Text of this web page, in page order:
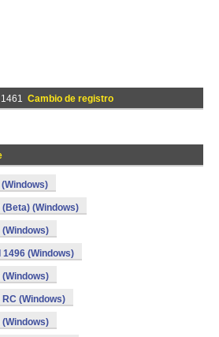
Cambio de registro
(Beta) (Windows)
(Windows)
1496 (Windows)
(Windows)
(Windows)
(Windows)